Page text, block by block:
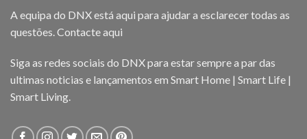
A equipa do DNX está aqui para ajudar a esclarecer todas as
questões. Contacte aqui
Siga as redes sociais do DNX para estar sempre a par das
ultimas noticias e lançamentos em Smart Home | Smart Life |
Smart Living.